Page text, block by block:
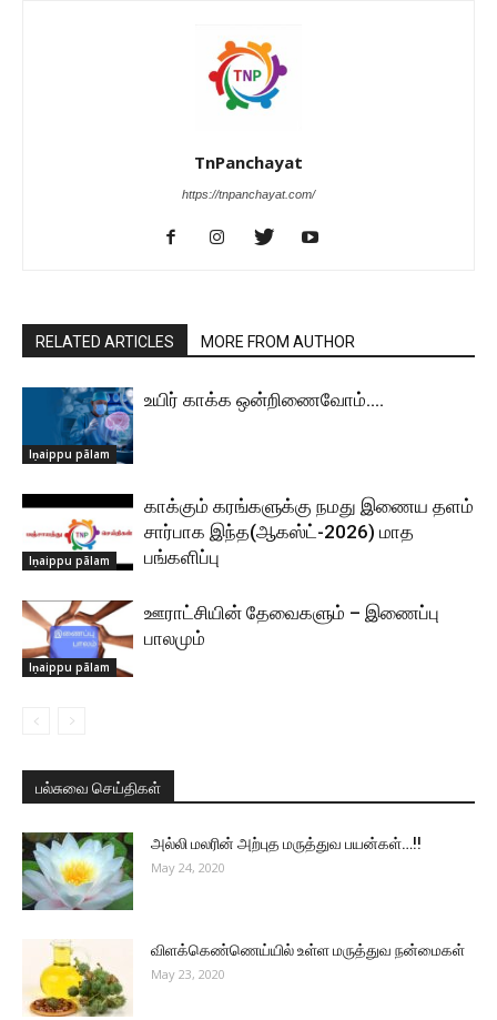
TnPanchayat
https://tnpanchayat.com/
RELATED ARTICLES MORE FROM AUTHOR
Iṇaippu pālam
உயிர் காக்க ஒன்றிணைவோம்….
Iṇaippu pālam
காக்கும் கரங்களுக்கு நமது இணைய தளம்
சார்பாக இந்த(ஆகஸ்ட்-2026) மாத
பங்களிப்பு
Iṇaippu pālam
ஊராட்சியின் தேவைகளும் – இணைப்பு
பாலமும்
பல்சுவை செய்திகள்
அல்லி மலரின் அற்புத மருத்துவ பயன்கள்…!!
May 24, 2020
விளக்கெண்ணெய்யில் உள்ள மருத்துவ நன்மைகள்
May 23, 2020